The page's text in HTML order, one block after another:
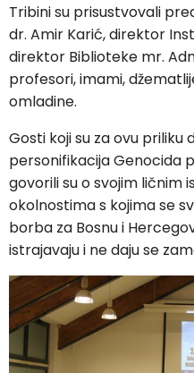
Tribini su prisustvovali
dr. Amir Karić, direktor
direktor Biblioteke mr.
profesori, imami,
omladine.
Gosti koji su za ovu priliku
personifikacija Genocida
govorili su o svojim ličnim
okolnostima s kojima se
borba za Bosnu i
istrajavaju i ne daju se